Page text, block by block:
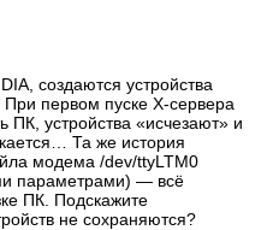
создаются устройства
первом пуске Х-сервера
ПК, устройства «исчезают» и
Та же история
модема /dev/ttyLTM0
параметрами) — всё
ПК. Подскажите
не сохраняются?